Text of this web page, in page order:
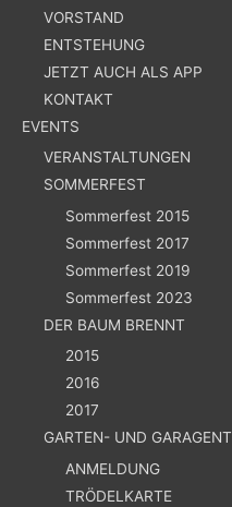
VORSTAND
ENTSTEHUNG
JETZT AUCH ALS APP
KONTAKT
EVENTS
VERANSTALTUNGEN
SOMMERFEST
Sommerfest 2015
Sommerfest 2017
Sommerfest 2019
Sommerfest 2023
DER BAUM BRENNT
2015
2016
2017
GARTEN- UND
ANMELDUNG
TRÖDELKARTE